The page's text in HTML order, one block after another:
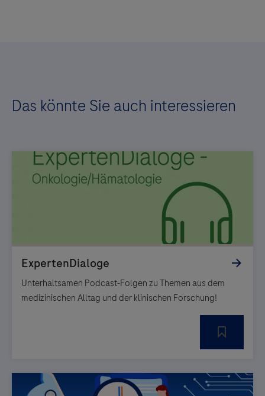
Das könnte Sie auch interessieren
Unterhaltsamen Podcast-Folgen zu Themen aus dem
medizinischen Alltag und der klinischen Forschung!